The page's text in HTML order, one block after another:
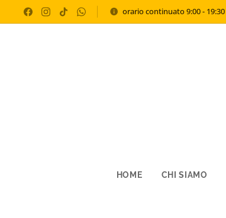
orario continuato 9:00 - 19:30
HOME CHI SIAMO